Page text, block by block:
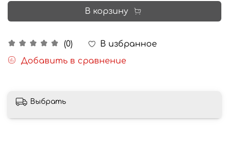
(0)
В избранное
Добавить в сравнение
В корзину
Выбрать